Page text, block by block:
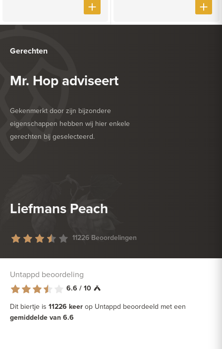
Gerechten
Mr. Hop adviseert
Gekenmerkt door zijn bijzondere
eigenschappen hebben wij hier enkele
gerechten bij geselecteerd.
HEERLIJK BIJ
Liefmans Peach
11226 Beoordelingen
Untappd beoordeling
6.6 / 10
Dit biertje is 11226 keer op Untappd beoordeeld met een
gemiddelde van 6.6